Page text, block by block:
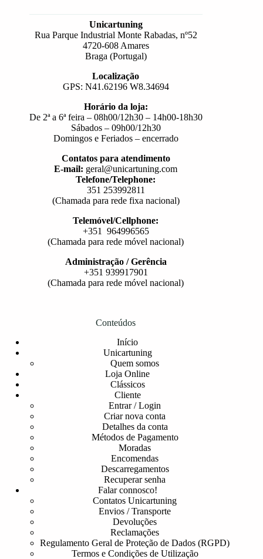
Unicartuning
Rua Parque Industrial Monte Rabadas, nº52
4720-608 Amares
Braga (Portugal)
Localização
GPS: N41.62196 W8.34694
Horário da loja:
De 2ª a 6ª feira – 08h00/12h30 – 14h00-18h30
Sábados – 09h00/12h30
Domingos e Feriados – encerrado
Contatos para atendimento
E-mail: geral@unicartuning.com
Telefone/Telephone:
351 253992811
(Chamada para rede fixa nacional)
Telemóvel/Cellphone:
+351 964996565
(Chamada para rede móvel nacional)
Administração / Gerência
+351 939917901
(Chamada para rede móvel nacional)
Conteúdos
Início
Unicartuning
Quem somos
Loja Online
Clássicos
Cliente
Entrar / Login
Criar nova conta
Detalhes da conta
Métodos de Pagamento
Moradas
Encomendas
Descarregamentos
Recuperar senha
Falar connosco!
Contatos Unicartuning
Envios / Transporte
Devoluções
Reclamações
Regulamento Geral de Proteção de Dados (RGPD)
Termos e Condições de Utilização